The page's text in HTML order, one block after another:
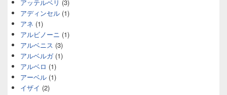
アッテルベリ (3)
アディンセル (1)
アネ (1)
アルビノーニ (1)
アルベニス (3)
アルベルガ(1)
アルベロ (1)
アーベル (1)
イザイ (2)